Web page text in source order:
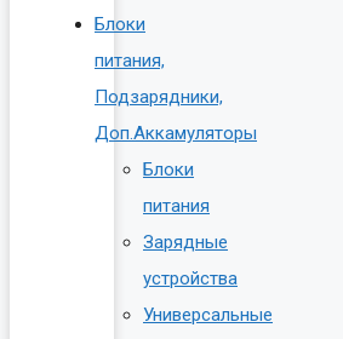
Блоки
питания,
Подзарядники,
Доп.Аккамуляторы
Блоки
питания
Зарядные
устройства
Универсальные